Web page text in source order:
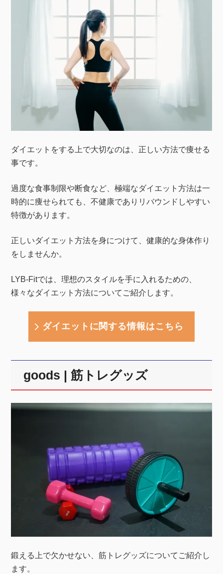
ダイエットをする上で大切なのは、正しい方法で痩せる
事です。
過度な食事制限や断食など、極端なダイエット方法は一
時的に痩せられても、不健康でありリバウンドしやすい
特徴があります。
正しいダイエット方法を身につけて、健康的な身体作り
をしませんか。
LYB-Fitでは、理想のスタイルを手に入れるための、
様々なダイエット方法についてご紹介します。
ダイエットに関する情報はこちら
goods | 筋トレグッズ
鍛える上で欠かせない、筋トレグッズについてご紹介し
ます。